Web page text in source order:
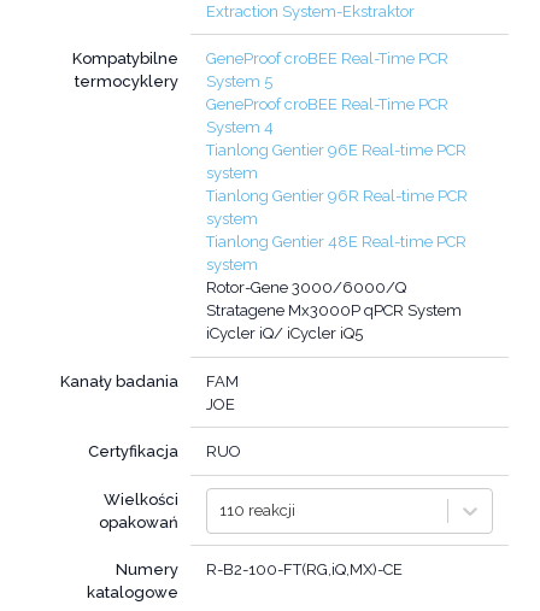
Extraction System-Ekstraktor
Kompatybilne
termocyklery
GeneProof croBEE Real-Time PCR
System 5
GeneProof croBEE Real-Time PCR
System 4
Tianlong Gentier 96E Real-time PCR
system
Tianlong Gentier 96R Real-time PCR
system
Tianlong Gentier 48E Real-time PCR
system
Rotor-Gene 3000/6000/Q
Stratagene Mx3000P qPCR System
iCycler iQ/ iCycler iQ5
Kanały badania
FAM
JOE
Certyfikacja RUO
Wielkości
opakowań
110 reakcji
Numery
katalogowe
R-B2-100-FT(RG,iQ,MX)-CE